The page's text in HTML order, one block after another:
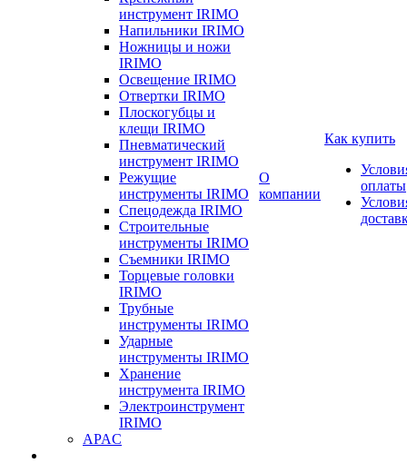
инструмент IRIMO
Напильники IRIMO
Ножницы и ножи
IRIMO
Освещение IRIMO
Отвертки IRIMO
Плоскогубцы и
клещи IRIMO
Пневматический
инструмент IRIMO
Режущие
инструменты IRIMO
Спецодежда IRIMO
Строительные
инструменты IRIMO
Съемники IRIMO
Торцевые головки
IRIMO
Трубные
инструменты IRIMO
Ударные
инструменты IRIMO
Хранение
инструмента IRIMO
Электроинструмент
IRIMO
APAC
О
компании
Как купить
оплаты